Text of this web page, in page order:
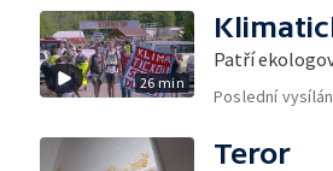
26 min
Patří
Poslední
Teror